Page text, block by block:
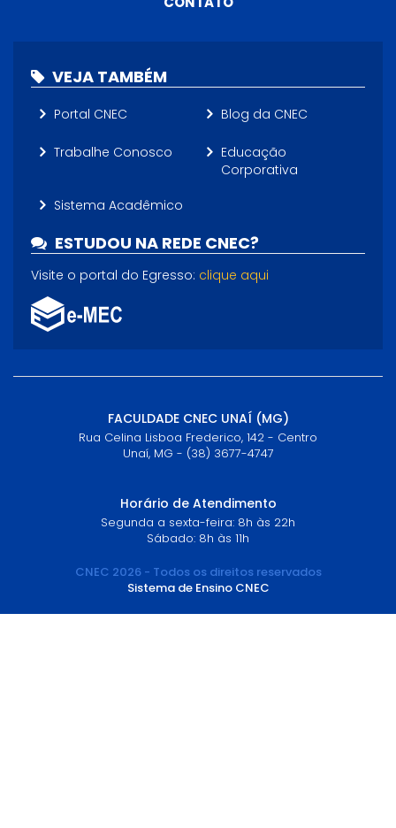
VEJA TAMBÉM
Portal CNEC Blog da CNEC
Trabalhe Conosco
Educação
Corporativa
Sistema Acadêmico
ESTUDOU NA REDE CNEC?
Visite o portal do Egresso: clique aqui
FACULDADE CNEC UNAÍ (MG)
Rua Celina Lisboa Frederico, 142 - Centro
Unaí, MG - (38) 3677-4747
Horário de Atendimento
Segunda a sexta-feira: 8h às 22h
Sábado: 8h às 11h
CNEC 2026 - Todos os direitos reservados
Sistema de Ensino CNEC